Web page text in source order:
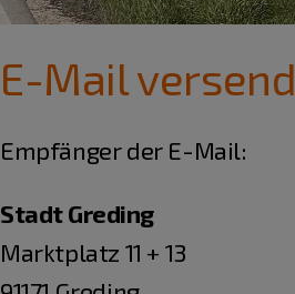
E-Mail
Empfänger der E-Mail:
Stadt Greding
Marktplatz 11 + 13